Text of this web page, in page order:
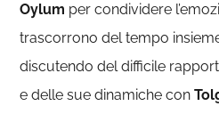
Oylum per condividere
trascorrono del tempo
discutendo del difficile
e delle sue dinamiche con